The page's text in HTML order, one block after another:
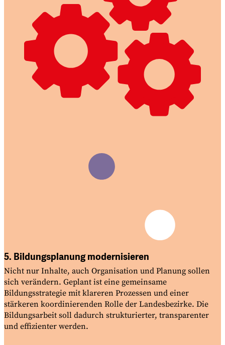
5. Bildungsplanung modernisieren
Nicht nur Inhalte, auch Organisation und Planung sollen
sich verändern. Geplant ist eine gemeinsame
Bildungsstrategie mit klareren Prozessen und einer
stärkeren koordinierenden Rolle der Landesbezirke. Die
Bildungsarbeit soll dadurch strukturierter, transparenter
und effizienter werden.